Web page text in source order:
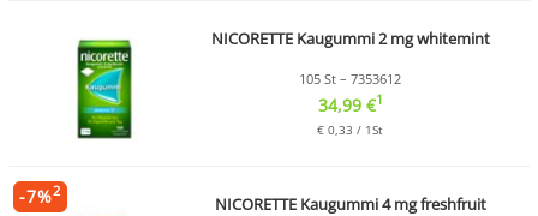
NICORETTE Kaugummi 2 mg whitemint
105 St – 7353612
34,99 €1
€ 0,33 / 1St
NICORETTE Kaugummi 4 mg freshfruit
-7%2